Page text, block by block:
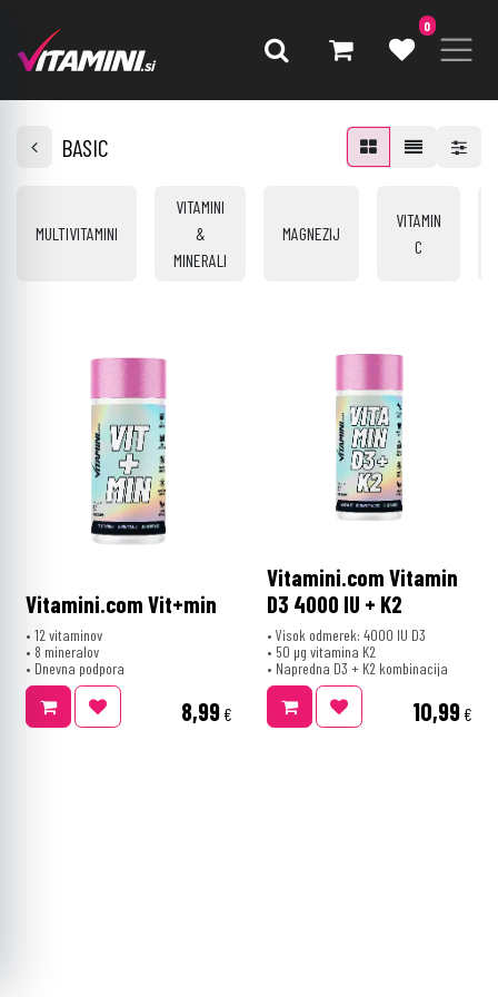
0
BASIC
MULTIVITAMINI
VITAMINI
&
MINERALI
MAGNEZIJ
VITAMIN
C
Vitamini.com Vit+min
• 12 vitaminov
• 8 mineralov
• Dnevna podpora
8,99€
Vitamini.com Vitamin
D3 4000 IU + K2
• Visok odmerek: 4000 IU D3
• 50 µg vitamina K2
• Napredna D3 + K2 kombinacija
10,99€